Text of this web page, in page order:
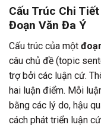
Cấu Trúc Chi
Đoạn Văn Đa Ý
Cấu trúc của một
câu chủ đề (topic
trợ bởi các luận cứ.
hai luận điểm. Mỗi
bằng các lý do, hậu
cách phát triển luận